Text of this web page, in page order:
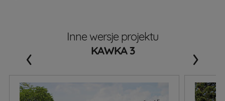
Inne wersje projektu
KAWKA 3
‹ ›